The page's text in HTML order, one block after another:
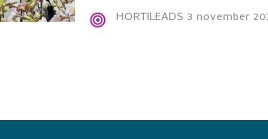
HORTILEADS 3 november